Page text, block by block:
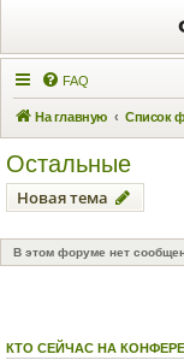
FAQ
На главную
Остальные
Новая тема
В этом форуме нет
КТО СЕЙЧАС НА